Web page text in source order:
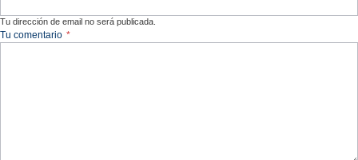
Tu dirección de email no será publicada.
Tu comentario *